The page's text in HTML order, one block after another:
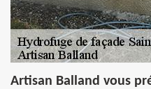
Artisan Balland vous